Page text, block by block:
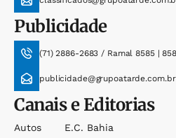
Publicidade
(71) 2886-2683 / Ramal 8585 |
publicidade@grupoatarde.com.br
Canais e Editorias
Autos
E.c. Bahia